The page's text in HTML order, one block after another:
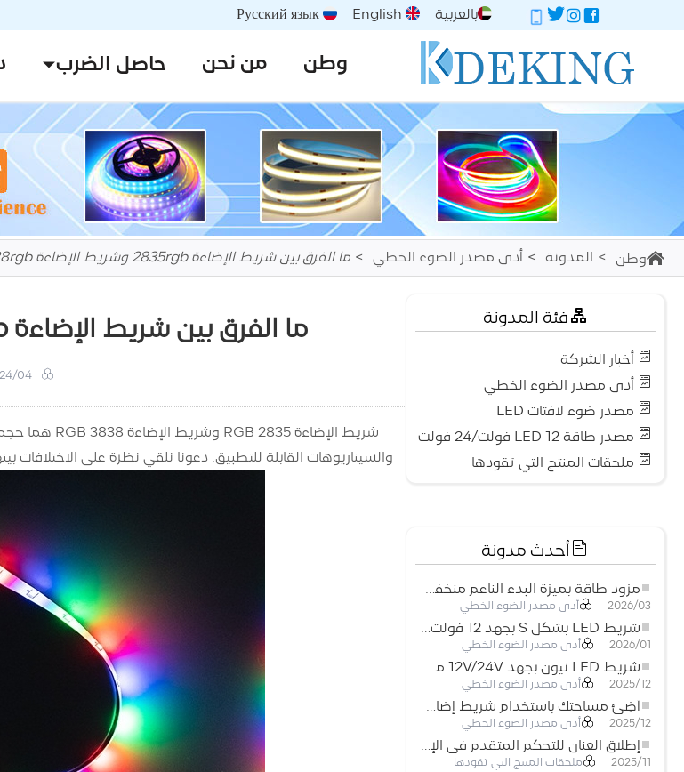
بالعربية English
Русский язык
وطن من نحن حاصل الضرب
وطن المدونة أدى مصدر الضوء الخطي ما الفرق بين شريط الإضاءة 2835rgb وشريط الإضاءة 3838rgb؟
فئة المدونة
أخبار الشركة
أدى مصدر الضوء الخطي
مصدر ضوء لافتات LED
مصدر طاقة LED 12 فولت/24 فولت
ملحقات المنتج التي تقودها
أحدث مدونة
مزود طاقة بميزة البدء الناعم منخفض الجهد لأنظمة إضاءة LED
2026/03 أدى مصدر الضوء الخطي
شريط LED بشكل S بجهد 12 فولت: حل إضاءة مرن وفعال للتصميمات الحديثة
2026/01 أدى مصدر الضوء الخطي
شريط LED نيون بجهد 12V/24V مع إمكانية القص كل 3 مصابيح: حل إضاءة نيون عصري لكل المساحات
2025/12 أدى مصدر الضوء الخطي
أضِئ مساحتك باستخدام شريط إضاءة LED نيون مرن منخفض الجهد
2025/12 أدى مصدر الضوء الخطي
إطلاق العنان للتحكم المتقدم في الإضاءة: المزايا الرئيسية لجهاز التحكم RGBW 5–24 فولت
2025/11 ملحقات المنتج التي تقودها
ما الفرق بين شريط الإضاءة 2835rgb وشريط الإضاءة 3838rgb؟
04
والسيناريوهات القابلة للتطبيق. دعونا نلقي نظرة على الاختلافات